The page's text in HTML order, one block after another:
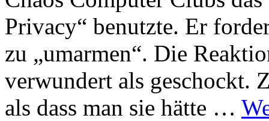
Privacy“ benutzte. Er
zu „umarmen“. Die
verwundert als geschockt.
als dass man sie hätte …